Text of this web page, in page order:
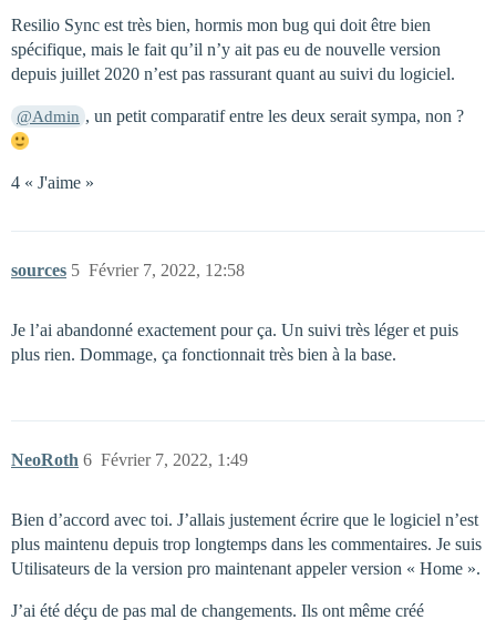
Resilio Sync est très bien, hormis mon bug qui doit être bien
spécifique, mais le fait qu’il n’y ait pas eu de nouvelle version
depuis juillet 2020 n’est pas rassurant quant au suivi du logiciel.
@Admin , un petit comparatif entre les deux serait sympa, non ?
4 « J'aime »
sources Février 7, 2022, 12:58
5
Je l’ai abandonné exactement pour ça. Un suivi très léger et puis
plus rien. Dommage, ça fonctionnait très bien à la base.
NeoRoth Février 7, 2022, 1:49
6
Bien d’accord avec toi. J’allais justement écrire que le logiciel n’est
plus maintenu depuis trop longtemps dans les commentaires. Je suis
Utilisateurs de la version pro maintenant appeler version « Home ».
J’ai été déçu de pas mal de changements. Ils ont même créé